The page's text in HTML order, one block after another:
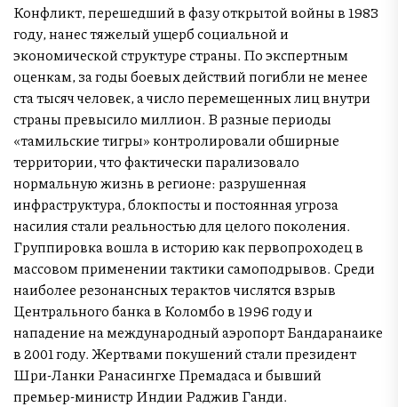
Конфликт, перешедший в фазу открытой войны в 1983
году, нанес тяжелый ущерб социальной и
экономической структуре страны. По экспертным
оценкам, за годы боевых действий погибли не менее
ста тысяч человек, а число перемещенных лиц внутри
страны превысило миллион. В разные периоды
«тамильские тигры» контролировали обширные
территории, что фактически парализовало
нормальную жизнь в регионе: разрушенная
инфраструктура, блокпосты и постоянная угроза
насилия стали реальностью для целого поколения.
Группировка вошла в историю как первопроходец в
массовом применении тактики самоподрывов. Среди
наиболее резонансных терактов числятся взрыв
Центрального банка в Коломбо в 1996 году и
нападение на международный аэропорт Бандаранаике
в 2001 году. Жертвами покушений стали президент
Шри-Ланки Ранасингхе Премадаса и бывший
премьер-министр Индии Раджив Ганди.